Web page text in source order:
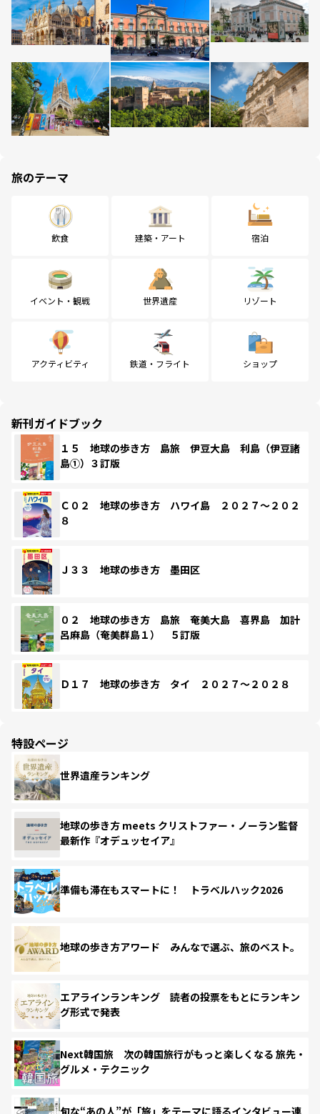
旅のテーマ
飲食 建築・アート 宿泊
イベント・観戦 世界遺産 リゾート
アクティビティ 鉄道・フライト ショップ
新刊ガイドブック
１５ 地球の歩き方 島旅 伊豆大島 利島（伊豆諸
島①）３訂版
Ｃ０２ 地球の歩き方 ハワイ島 ２０２７～２０２
８
Ｊ３３ 地球の歩き方 墨田区
０２ 地球の歩き方 島旅 奄美大島 喜界島 加計
呂麻島（奄美群島１） ５訂版
Ｄ１７ 地球の歩き方 タイ ２０２７～２０２８
特設ページ
世界遺産ランキング
地球の歩き方 meets クリストファー・ノーラン監督
最新作『オデュッセイア』
準備も滞在もスマートに！ トラベルハック2026
地球の歩き方アワード みんなで選ぶ、旅のベスト。
エアラインランキング 読者の投票をもとにランキン
グ形式で発表
Next韓国旅 次の韓国旅行がもっと楽しくなる 旅先・
グルメ・テクニック
旬な“あの人”が「旅」をテーマに語るインタビュー連